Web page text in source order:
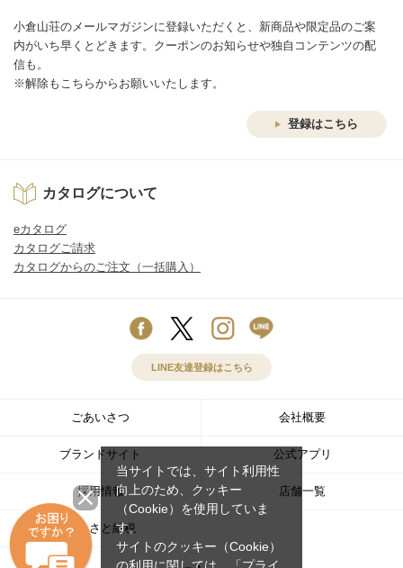
小倉山荘のメールマガジンに登録いただくと、新商品や限定品のご案
内がいち早くとどきます。クーポンのお知らせや独自コンテンツの配
信も。
※解除もこちらからお願いいたします。
登録はこちら
カタログについて
eカタログ
カタログご請求
カタログからのご注文（一括購入）
LINE友達登録はこちら
ごあいさつ 会社概要
ブランドサイト 公式アプリ
採用情報 店舗一覧
ふるさと納税
当サイトでは、サイト利用性
向上のため、クッキー
（Cookie）を使用していま
す。
サイトのクッキー（Cookie）